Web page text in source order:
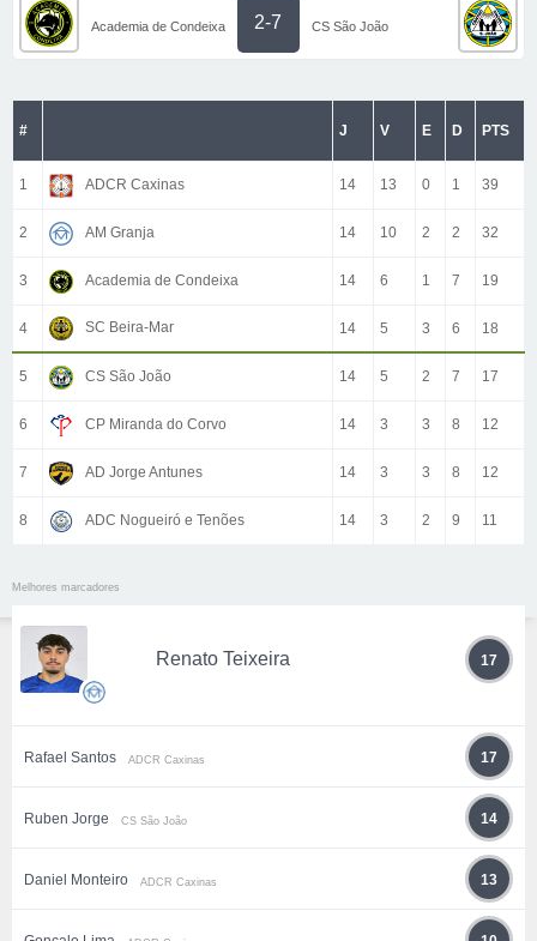
Academia de Condeixa 2-7 CS São João
# J V E D PTS
1 ADCR Caxinas 14 13 0 1 39
2 AM Granja 14 10 2 2 32
3 Academia de Condeixa 14 6 1 7 19
4 SC Beira-Mar 14 5 3 6 18
5 CS São João 14 5 2 7 17
6 CP Miranda do Corvo 14 3 3 8 12
7 AD Jorge Antunes 14 3 3 8 12
8 ADC Nogueiró e Tenões 14 3 2 9 11
Melhores marcadores
Renato Teixeira 17
Rafael Santos ADCR Caxinas 17
Ruben Jorge CS São João 14
Daniel Monteiro ADCR Caxinas 13